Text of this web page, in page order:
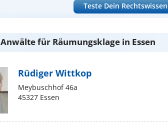
Teste Dein Rechtswissen
Anwälte für Räumungsklage in Essen
Rüdiger Wittkop
Meybuschhof 46a
45327 Essen